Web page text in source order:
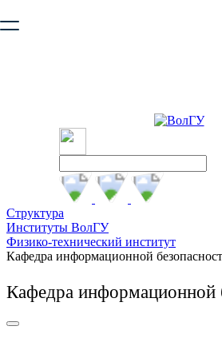
безопасную работу с сайтом.
Структура
Институты ВолГУ
Физико-технический институт
Кафедра информационной
Кафедра информационной